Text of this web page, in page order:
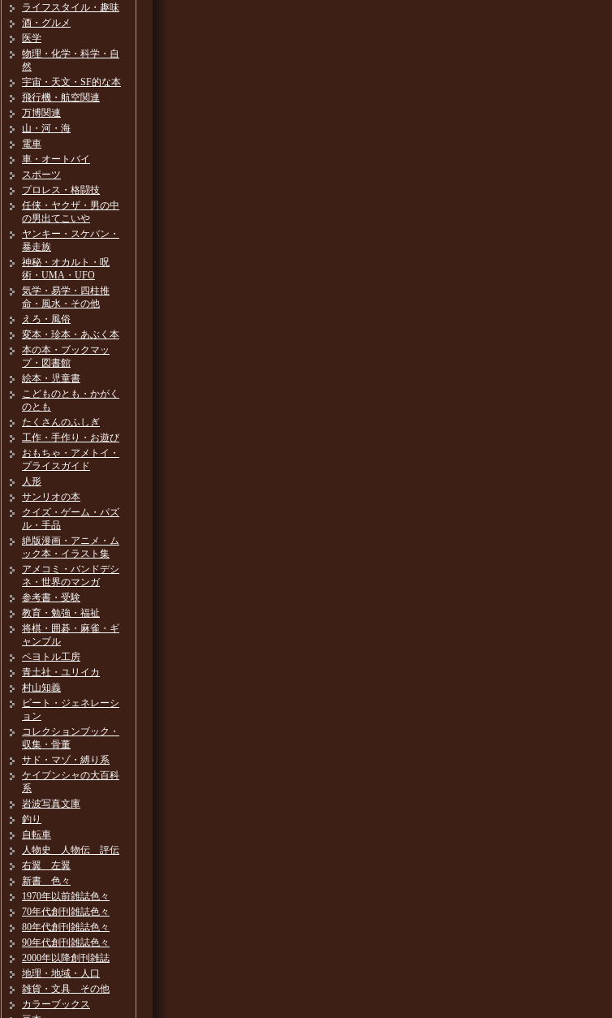
ライフスタイル・趣味
酒・グルメ
医学
物理・化学・科学・自
然
宇宙・天文・SF的な本
飛行機・航空関連
万博関連
山・河・海
電車
車・オートバイ
スポーツ
プロレス・格闘技
任侠・ヤクザ・男の中
の男出てこいや
ヤンキー・スケバン・
暴走族
神秘・オカルト・呪
術・UMA・UFO
気学・易学・四柱推
命・風水・その他
えろ・風俗
変本・珍本・あぶく本
本の本・ブックマッ
プ・図書館
絵本・児童書
こどものとも・かがく
のとも
たくさんのふしぎ
工作・手作り・お遊び
おもちゃ・アメトイ・
プライスガイド
人形
サンリオの本
クイズ・ゲーム・パズ
ル・手品
絶版漫画・アニメ・ム
ック本・イラスト集
アメコミ・バンドデシ
ネ・世界のマンガ
参考書・受験
教育・勉強・福祉
将棋・囲碁・麻雀・ギ
ャンブル
ペヨトル工房
青土社・ユリイカ
村山知義
ビート・ジェネレーシ
ョン
コレクションブック・
収集・骨董
サド・マゾ・縛り系
ケイブンシャの大百科
系
岩波写真文庫
釣り
自転車
人物史 人物伝 評伝
右翼 左翼
新書 色々
1970年以前雑誌色々
70年代創刊雑誌色々
80年代創刊雑誌色々
90年代創刊雑誌色々
2000年以降創刊雑誌
地理・地域・人口
雑貨・文具 その他
カラーブックス